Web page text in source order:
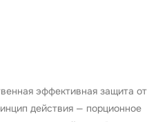
эффективная защита от
действия — порционное